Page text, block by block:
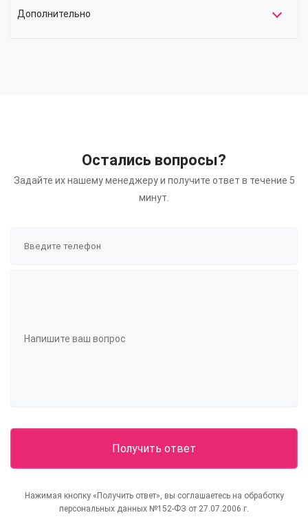
Дополнительно
Остались вопросы?
Задайте их нашему менеджеру и получите ответ в течение 5
минут.
Нажимая кнопку «Получить ответ», вы соглашаетесь на обработку
персональных данных №152-ФЗ от 27.07.2006 г.